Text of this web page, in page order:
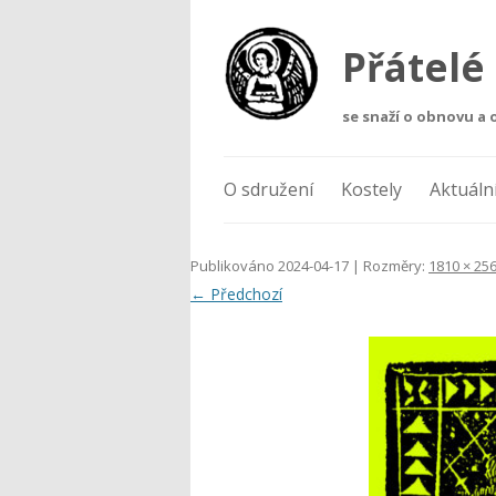
se snaží o obnovu
O sdružení
S kým spolupracujeme
Kostely
podlipnicke kostely_sv
Publikováno 2024-04-17 | Rozměry: 1810 ×
← Předchozí